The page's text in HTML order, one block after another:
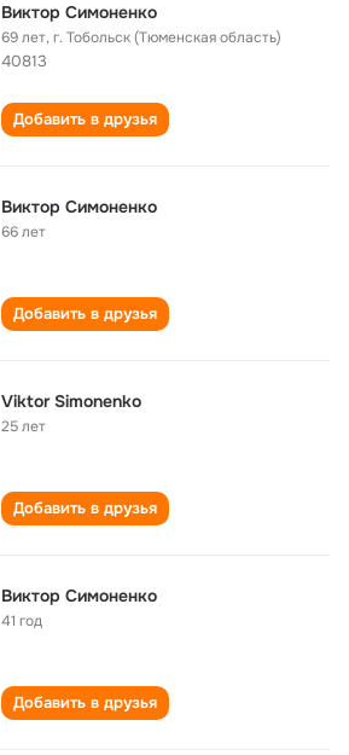
Виктор Симоненко
69 лет,г. Тобольск (Тюменская область)
40813
Добавить в друзья
Виктор Симоненко
66 лет
Добавить в друзья
Viktor Simonenko
25 лет
Добавить в друзья
Виктор Симоненко
41 год
Добавить в друзья